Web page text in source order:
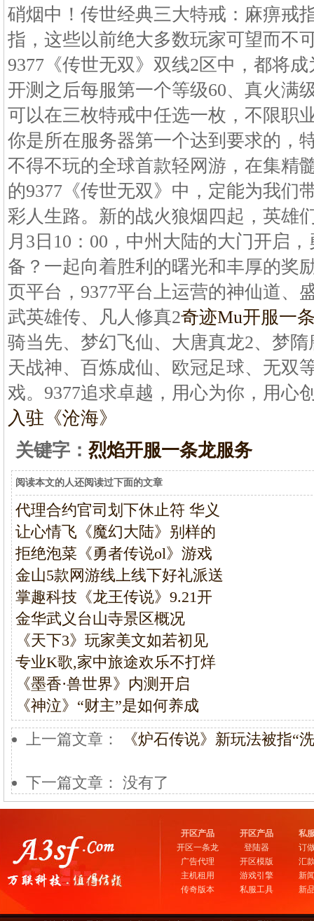
硝烟中！传世经典三大特戒：麻痹戒
指，这些以前绝大多数玩家可望而不
9377《传世无双》双线2区中，都将
开测之后每服第一个等级60、真火满
可以在三枚特戒中任选一枚，不限职
你是所在服务器第一个达到要求的，
不得不玩的全球首款轻网游，在集精
的9377《传世无双》中，定能为我们
彩人生路。新的战火狼烟四起，英雄
月3日10：00，中州大陆的大门开启
备？一起向着胜利的曙光和丰厚的奖
页平台，9377平台上运营的神仙道、
武英雄传、凡人修真2奇迹Mu开服一
骑当先、梦幻飞仙、大唐真龙2、梦
天战神、百炼成仙、欧冠足球、无双
戏。9377追求卓越，用心为你，用心
入驻《沧海》
关键字： 烈焰开服一条龙服务
阅读本文的人还阅读过下面的文章
代理合约官司划下休止符 华义
让心情飞《魔幻大陆》别样的
拒绝泡菜《勇者传说ol》游戏
金山5款网游线上线下好礼派送
掌趣科技《龙王传说》9.21开
金华武义台山寺景区概况
《天下3》玩家美文如若初见
专业K歌,家中旅途欢乐不打烊
《墨香·兽世界》内测开启
《神泣》“财主”是如何养成
上一篇文章：
《炉石传说》新玩法被指“
下一篇文章： 没有了
开区产品
开区一条龙
广告代理
主机租用
传奇版本
开区产品
登陆器
开区模版
游戏引擎
私服工具
私
订
汇
新
新